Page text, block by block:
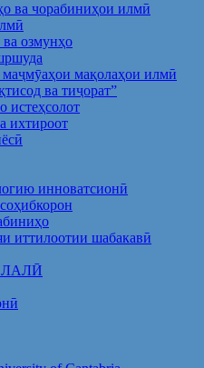
ва чорабиниҳои илмӣ
озмунҳо
мақолаҳои илмӣ
ва тиҷорат”
истеҳсолот
ихтироот
инноватсионӣ
иттилоотии шабакавӣ